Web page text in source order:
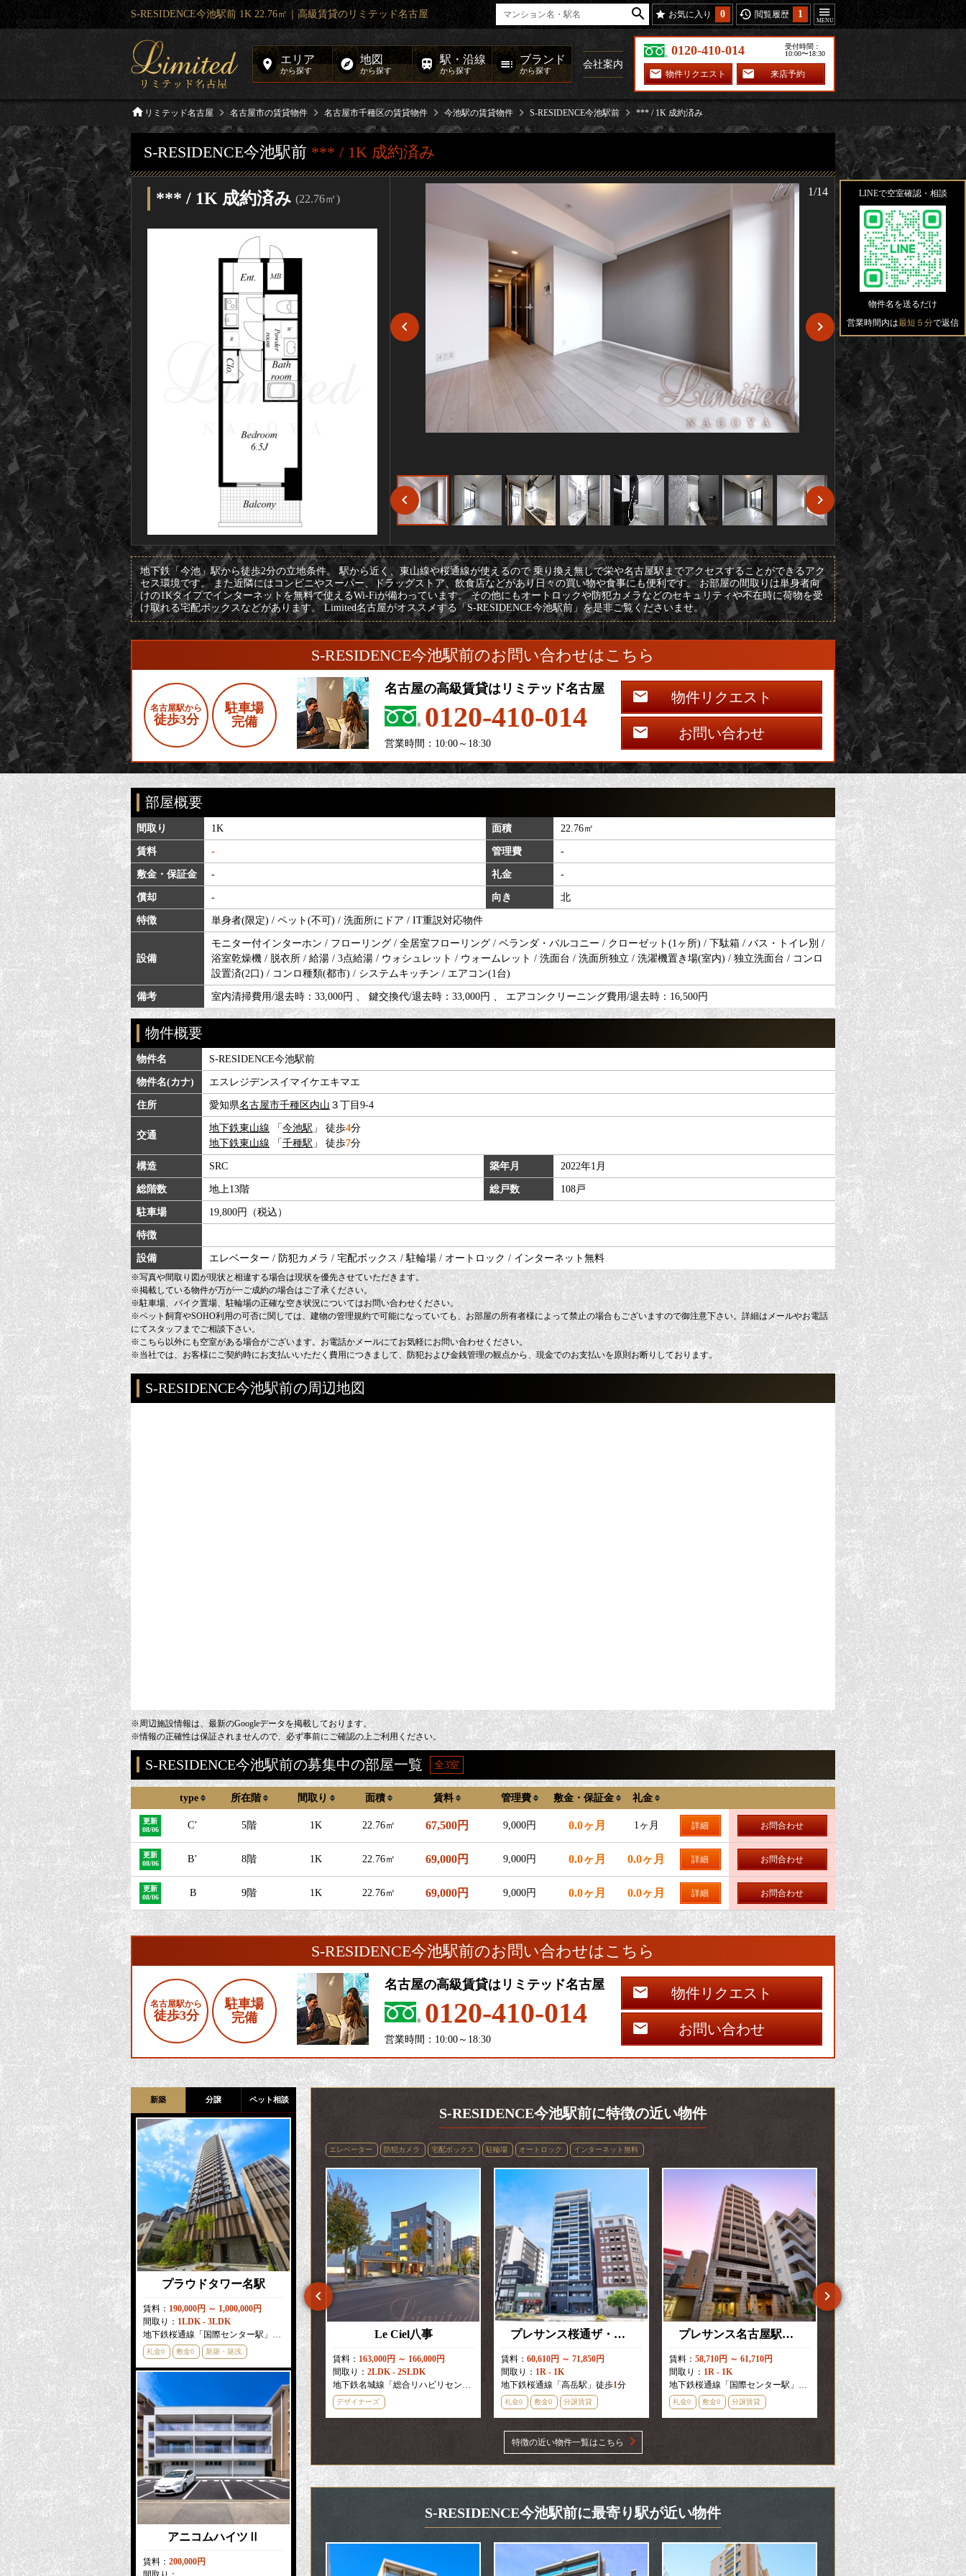
S-RESIDENCE今池駅前 1K 22.76㎡｜高級賃貸のリミテッド名古屋 お気に入り 0 閲覧履歴 1
エリア
から探す
地図
から探す
駅・沿線
から探す
ブランド
から探す
会社案内
0120-410-014
受付時間：
10:00〜18:30
物件リクエスト 来店予約
リミテッド名古屋 名古屋市の賃貸物件 名古屋市千種区の賃貸物件 今池駅の賃貸物件 S-RESIDENCE今池駅前 *** / 1K 成約済み
S-RESIDENCE今池駅前 *** / 1K 成約済み
*** / 1K 成約済み (22.76㎡)
1/14
地下鉄「今池」駅から徒歩2分の立地条件。 駅から近く、東山線や桜通線が使えるので 乗り換え無しで栄や名古屋駅までアクセスすることができるアク
セス環境です。 また近隣にはコンビニやスーパー、ドラッグストア、飲食店などがあり日々の買い物や食事にも便利です。 お部屋の間取りは単身者向
けの1Kタイプでインターネットを無料で使えるWi-Fiが備わっています。 その他にもオートロックや防犯カメラなどのセキュリティや不在時に荷物を受
け取れる宅配ボックスなどがあります。 Limited名古屋がオススメする「S-RESIDENCE今池駅前」を是非ご覧くださいませ。
S-RESIDENCE今池駅前のお問い合わせはこちら
名古屋駅から
徒歩3分
駐車場
完備
名古屋の高級賃貸はリミテッド名古屋
0120-410-014
営業時間：10:00～18:30
物件リクエスト
お問い合わせ
部屋概要
間取り 1K 面積 22.76㎡
賃料 - 管理費 -
敷金・保証金 - 礼金 -
償却 - 向き 北
特徴 単身者(限定) / ペット(不可) / 洗面所にドア / IT重説対応物件
設備
モニター付インターホン / フローリング / 全居室フローリング / ベランダ・バルコニー / クローゼット(1ヶ所) / 下駄箱 / バス・トイレ別 /
浴室乾燥機 / 脱衣所 / 給湯 / 3点給湯 / ウォシュレット / ウォームレット / 洗面台 / 洗面所独立 / 洗濯機置き場(室内) / 独立洗面台 / コンロ
設置済(2口) / コンロ種類(都市) / システムキッチン / エアコン(1台)
備考 室内清掃費用/退去時：33,000円 、 鍵交換代/退去時：33,000円 、 エアコンクリーニング費用/退去時：16,500円
物件概要
物件名 S-RESIDENCE今池駅前
物件名(カナ) エスレジデンスイマイケエキマエ
住所 愛知県名古屋市千種区内山 ３丁目9-4
交通
地下鉄東山線 「今池駅 」 徒歩4分
地下鉄東山線 「千種駅 」 徒歩7分
構造 SRC 築年月 2022年1月
総階数 地上13階 総戸数 108戸
駐車場 19,800円（税込）
特徴
設備 エレベーター / 防犯カメラ / 宅配ボックス / 駐輪場 / オートロック / インターネット無料
※写真や間取り図が現状と相違する場合は現状を優先させていただきます。
※掲載している物件が万が一ご成約の場合はご了承ください。
※駐車場、バイク置場、駐輪場の正確な空き状況についてはお問い合わせください。
※ペット飼育やSOHO利用の可否に関しては、建物の管理規約で可能になっていても、お部屋の所有者様によって禁止の場合もございますので御注意下さい。詳細はメールやお電話
にてスタッフまでご相談下さい。
※こちら以外にも空室がある場合がございます。お電話かメールにてお気軽にお問い合わせください。
※当社では、お客様にご契約時にお支払いいただく費用につきまして、防犯および金銭管理の観点から、現金でのお支払いを原則お断りしております。
S-RESIDENCE今池駅前の周辺地図
※周辺施設情報は、最新のGoogleデータを掲載しております。
※情報の正確性は保証されませんので、必ず事前にご確認の上ご利用ください。
S-RESIDENCE今池駅前の募集中の部屋一覧 全3室
type 所在階 間取り 面積 賃料 管理費 敷金・保証金 礼金
更新
08/06
C’ 5階 1K 22.76㎡ 67,500円 9,000円 0.0ヶ月 1ヶ月 詳細 お問合わせ
更新
08/06
B’ 8階 1K 22.76㎡ 69,000円 9,000円 0.0ヶ月 0.0ヶ月 詳細 お問合わせ
更新
08/06
B 9階 1K 22.76㎡ 69,000円 9,000円 0.0ヶ月 0.0ヶ月 詳細 お問合わせ
S-RESIDENCE今池駅前のお問い合わせはこちら
名古屋駅から
徒歩3分
駐車場
完備
名古屋の高級賃貸はリミテッド名古屋
0120-410-014
営業時間：10:00～18:30
物件リクエスト
お問い合わせ
新築 分譲 ペット相談
プラウドタワー名駅
賃料： 190,000円 ～ 1,000,000円
間取り： 1LDK - 3LDK
地下鉄桜通線「国際センター駅」徒歩
分
礼金0 敷金0 新築・築浅
アニコムハイツⅡ
賃料： 200,000円
S-RESIDENCE今池駅前に特徴の近い物件
エレベーター 防犯カメラ 宅配ボックス 駐輪場 オートロック インターネット無料
56,000円 ～ 58,000円
取り： 1R
下鉄桜通線「吹上駅」徒歩
3 分
敷金0 分譲賃貸
プレサンスグラン栄THE TOWER
賃料：127,360円 ～ 203,060円
間取り：2LDK
分
分譲賃貸
Le Ciel八事
賃料： 163,000円 ～ 166,000円
間取り： 2LDK - 2SLDK
地下鉄名城線「総合リハビリセンター駅」徒歩
5分
デザイナーズ
プレサンス桜通ザ・タイムズ
賃料： 60,610円 ～ 71,850円
間取り： 1R - 1K
地下鉄桜通線「高岳駅」徒歩1分
礼金0 敷金0 分譲賃貸
プレサンス名古屋駅前ヴェルロード
賃料： 58,710円 ～ 61,710円
間取り： 1R - 1K
地下鉄桜通線「国際センター駅」徒歩
礼金0 敷金0 分譲賃貸
プレサンスTHE新栄
賃料：
57,450円 ～ 158,850円
間取り：
1K - 2LDK
地下鉄東山線「新栄町駅」徒歩
礼金0 新築・築浅
特徴の近い物件一覧はこちら
S-RESIDENCE今池駅前に最寄り駅が近い物件
LINEで空室確認・相談
物件名を送るだけ
営業時間内は最短５分で返信